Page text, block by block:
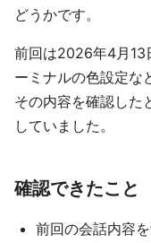
どうかです。
前回は2026年4月13
ーミナルの色設定な
その内容を確認した
していました。
確認できたこと
前回の会話内容